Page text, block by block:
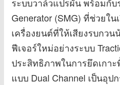
Generator (SMG) ที่ช่วยใ
เครื่องยนต์ที่ให้เสียงรบกว
ฟีเจอร์ใหม่อย่างระบบ
ประสิทธิภาพในการยึดเกา
แบบ Dual Channel เป็นอุ